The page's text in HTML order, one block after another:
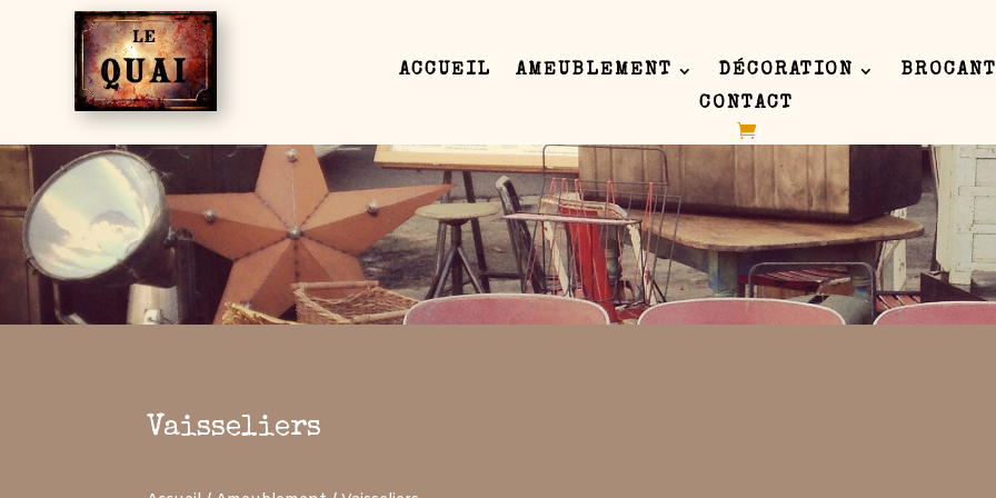
ACCUEIL AMEUBLEMENT DÉCORATION
CONTACT
Vaisseliers